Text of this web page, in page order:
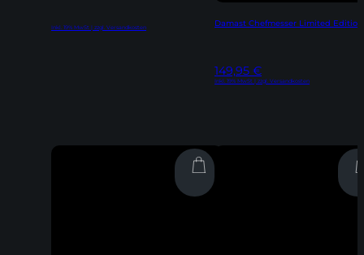
Inkl. 19% MwSt | zzgl. Versandkosten Damast Chefmesser Limited Edition
149,95 €
Inkl. 19% MwSt | zzgl. Versandkosten